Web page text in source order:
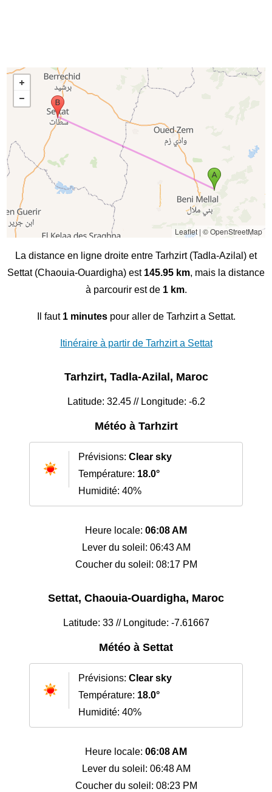
Leaflet| © OpenStreetMap
La distance en ligne droite entre Tarhzirt (Tadla-Azilal) et
Settat (Chaouia-Ouardigha) est 145.95 km, mais la distance
à parcourir est de 1 km.
Il faut 1 minutespour aller de Tarhzirt a Settat.
Itinéraire à partir de Tarhzirt a Settat
Tarhzirt, Tadla-Azilal, Maroc
Latitude: 32.45 // Longitude: -6.2
Météo à Tarhzirt
Prévisions: Clear sky
Température: 18.0°
Humidité: 40%
Heure locale: 06:08 AM
Lever du soleil: 06:43 AM
Coucher du soleil: 08:17 PM
Settat, Chaouia-Ouardigha, Maroc
Latitude: 33 // Longitude: -7.61667
Météo à Settat
Prévisions: Clear sky
Température: 18.0°
Humidité: 40%
Heure locale: 06:08 AM
Lever du soleil: 06:48 AM
Coucher du soleil: 08:23 PM